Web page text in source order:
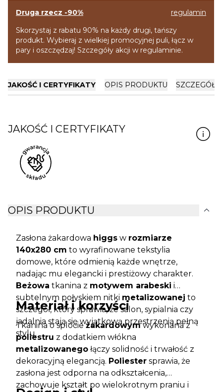
Druga rzecz -90%
regulamin
Skorzystaj z rabatu 90% na każdy drugi, tańszy
produkt. Wybieraj z wielkiej promocyjnej puli, łącz w
pary i oszczędzaj! Szczegóły akcji w regulaminie.
JAKOŚĆ I CERTYFIKATY OPIS PRODUKTU
JAKOŚĆ I CERTYFIKATY
OPIS PRODUKTU expand_more
Zasłona żakardowa higgs w rozmiarze
140x280 cm to wyrafinowane tekstylia
domowe, które odmienią każde wnętrze,
nadając mu elegancki i prestiżowy charakter.
Beżowa tkanina z motywem arabeski i
subtelnym połyskiem nitki metalizowanej to
szczegół, który sprawia, że salon, sypialnia czy
jadalnia stają się wyjątkową przestrzenią pełną
stylu.
Materiał i korzyści
Tkanina o splocieżakardowymwykonana z
poliestru z dodatkiem włókna
metalizowanego łączy solidność i trwałość z
dekoracyjną elegancją. Poliester sprawia, że
zasłona jest odporna na odkształcenia,
zachowuje kształt po wielokrotnym praniu i